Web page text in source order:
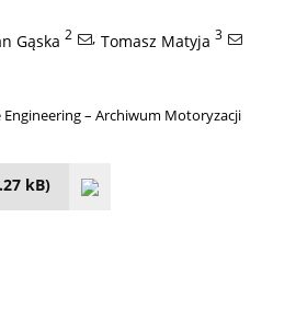
Gąska 2 , Tomasz Matyja 3
– Archiwum Motoryzacji
kB)